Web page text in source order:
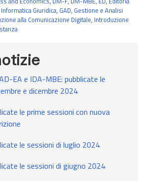
Giuridica, GAD, Gestione e Analisi
alla Comunicazione Digitale, Introduzione
EA e IDA-MBE: pubblicate le
e dicembre 2024
le prime sessioni con nuova
le sessioni di luglio 2024
le sessioni di giugno 2024